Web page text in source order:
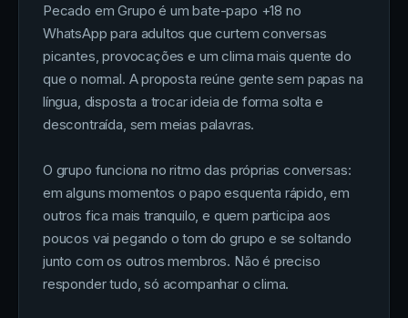
Pecado em Grupo é um bate-papo +18 no
WhatsApp para adultos que curtem conversas
picantes, provocações e um clima mais quente do
que o normal. A proposta reúne gente sem papas na
língua, disposta a trocar ideia de forma solta e
descontraída, sem meias palavras.
O grupo funciona no ritmo das próprias conversas:
em alguns momentos o papo esquenta rápido, em
outros fica mais tranquilo, e quem participa aos
poucos vai pegando o tom do grupo e se soltando
junto com os outros membros. Não é preciso
responder tudo, só acompanhar o clima.